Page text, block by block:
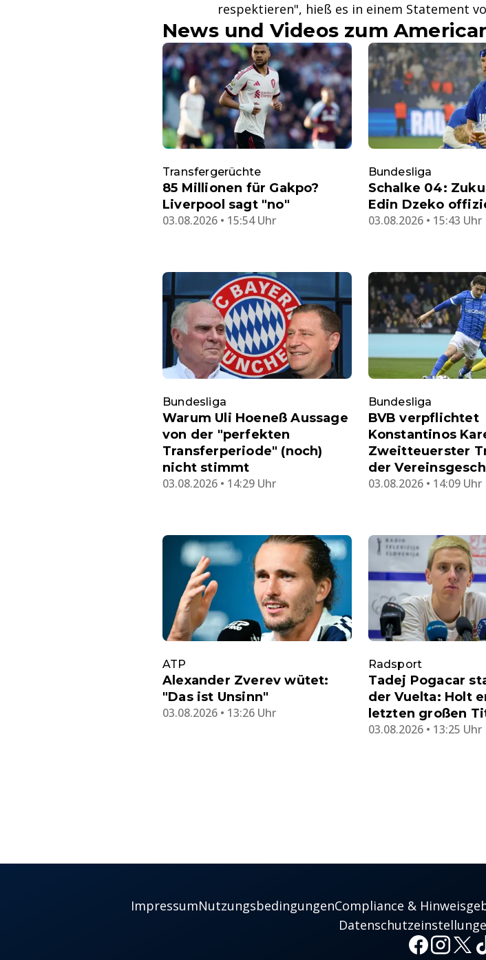
respektieren", hieß es in einem Statement
News und Videos zum
Transfergerüchte
85 Millionen für Gakpo?
Liverpool sagt "no"
03.08.2026 • 15:54 Uhr
Bundesliga
Schalke 04:
Edin Dzeko
03.08.2026 • 15:43 Uhr
Bundesliga
Warum Uli Hoeneß Aussage
von der "perfekten
Transferperiode" (noch)
nicht stimmt
03.08.2026 • 14:29 Uhr
Bundesliga
BVB verpflichtet
Konstantinos
Zweitteuerster
der
03.08.2026 • 14:09 Uhr
ATP
Alexander Zverev wütet:
"Das ist Unsinn"
03.08.2026 • 13:26 Uhr
Radsport
Tadej Pogacar
der Vuelta: Holt
letzten großen
03.08.2026 • 13:25 Uhr
ImpressumNutzungsbedingungenCompliance &